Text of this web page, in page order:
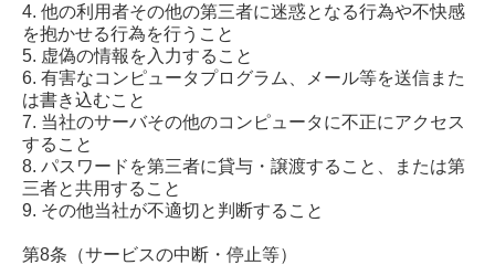
4. 他の利用者その他の第三者に迷惑となる行為や不快感
を抱かせる行為を行うこと
5. 虚偽の情報を入力すること
6. 有害なコンピュータプログラム、メール等を送信また
は書き込むこと
7. 当社のサーバその他のコンピュータに不正にアクセス
すること
8. パスワードを第三者に貸与・譲渡すること、または第
三者と共用すること
9. その他当社が不適切と判断すること
第8条（サービスの中断・停止等）